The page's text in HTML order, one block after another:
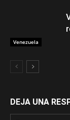
Venezuela
DEJA UNA